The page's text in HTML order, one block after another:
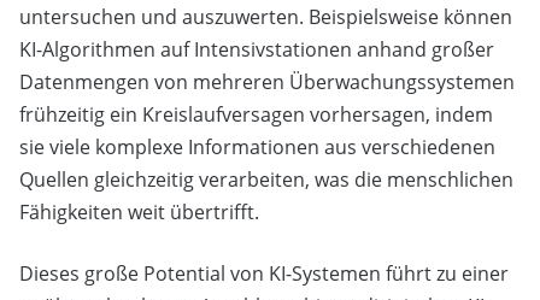
untersuchen und auszuwerten. Beispielsweise können
KI-Algorithmen auf Intensivstationen anhand großer
Datenmengen von mehreren Überwachungssystemen
frühzeitig ein Kreislaufversagen vorhersagen, indem
sie viele komplexe Informationen aus verschiedenen
Quellen gleichzeitig verarbeiten, was die menschlichen
Fähigkeiten weit übertrifft.
Dieses große Potential von KI-Systemen führt zu einer